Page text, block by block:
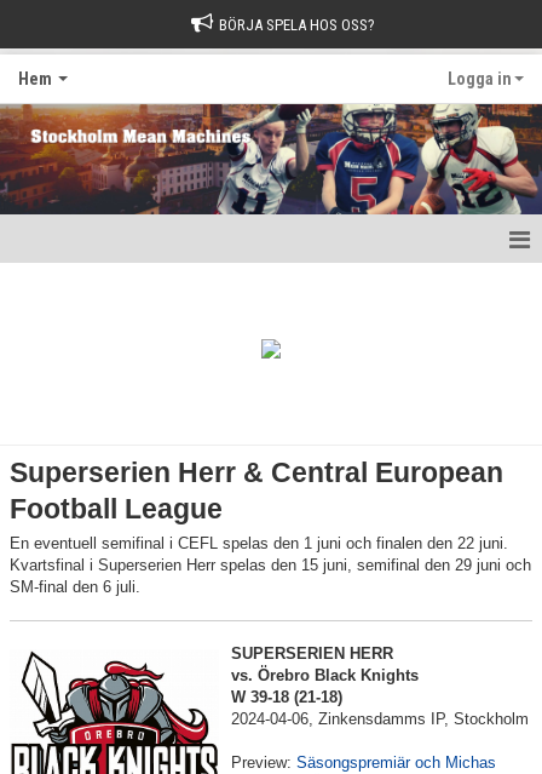
BÖRJA SPELA HOS OSS?
Hem Logga in
Matcher 2023
Matcher 2022
Nyheter
Kalender
Kontakt
Superserien Herr & Central European
Football League
En eventuell semifinal i CEFL spelas den 1 juni och finalen den 22 juni.
Kvartsfinal i Superserien Herr spelas den 15 juni, semifinal den 29 juni och
SM-final den 6 juli.
SUPERSERIEN HERR
vs. Örebro Black Knights
W 39-18 (21-18)
2024-04-06, Zinkensdamms IP, Stockholm
Preview: Säsongspremiär och Michas